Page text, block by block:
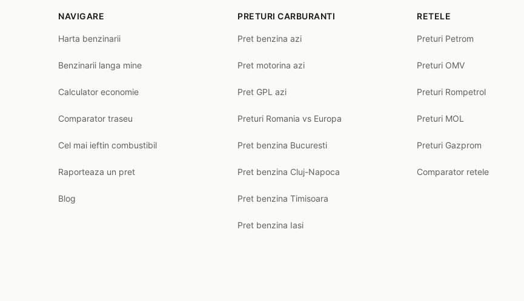
NAVIGARE
Harta benzinarii
Benzinarii langa mine
Calculator economie
Comparator traseu
Cel mai ieftin combustibil
Raporteaza un pret
Blog
PRETURI CARBURANTI
Pret benzina azi
Pret motorina azi
Pret GPL azi
Preturi Romania vs Europa
Pret benzina Bucuresti
Pret benzina Cluj-Napoca
Pret benzina Timisoara
Pret benzina Iasi
RETELE
Preturi Petrom
Preturi OMV
Preturi Rompetrol
Preturi MOL
Preturi Gazprom
Comparator retele